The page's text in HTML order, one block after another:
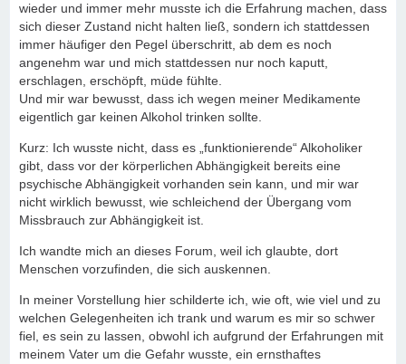
wieder und immer mehr musste ich die Erfahrung machen, dass
sich dieser Zustand nicht halten ließ, sondern ich stattdessen
immer häufiger den Pegel überschritt, ab dem es noch
angenehm war und mich stattdessen nur noch kaputt,
erschlagen, erschöpft, müde fühlte.
Und mir war bewusst, dass ich wegen meiner Medikamente
eigentlich gar keinen Alkohol trinken sollte.
Kurz: Ich wusste nicht, dass es „funktionierende“ Alkoholiker
gibt, dass vor der körperlichen Abhängigkeit bereits eine
psychische Abhängigkeit vorhanden sein kann, und mir war
nicht wirklich bewusst, wie schleichend der Übergang vom
Missbrauch zur Abhängigkeit ist.
Ich wandte mich an dieses Forum, weil ich glaubte, dort
Menschen vorzufinden, die sich auskennen.
In meiner Vorstellung hier schilderte ich, wie oft, wie viel und zu
welchen Gelegenheiten ich trank und warum es mir so schwer
fiel, es sein zu lassen, obwohl ich aufgrund der Erfahrungen mit
meinem Vater um die Gefahr wusste, ein ernsthaftes